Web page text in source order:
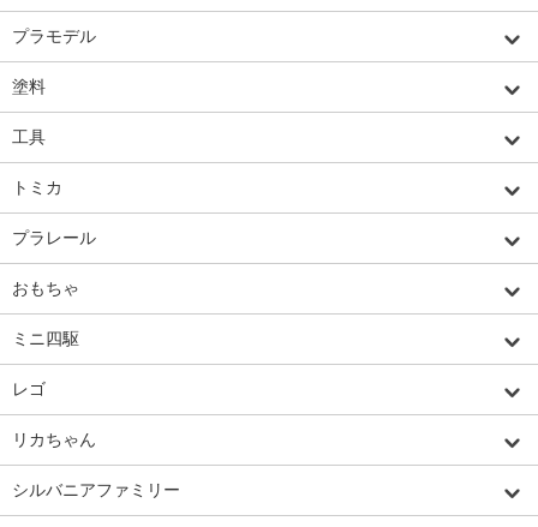
プラモデル
塗料
工具
トミカ
プラレール
おもちゃ
ミニ四駆
レゴ
リカちゃん
シルバニアファミリー